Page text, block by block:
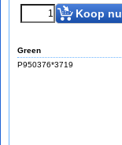
Koop nu
Green
P950376*3719